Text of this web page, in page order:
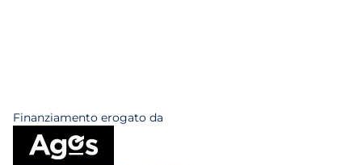
Finanziamento erogato da